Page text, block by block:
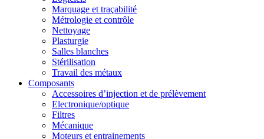
Marquage et traçabilité
Métrologie et contrôle
Nettoyage
Plasturgie
Salles blanches
Stérilisation
Travail des métaux
Composants
Accessoires d’injection et de prélèvement
Electronique/optique
Filtres
Mécanique
Moteurs et entrainements